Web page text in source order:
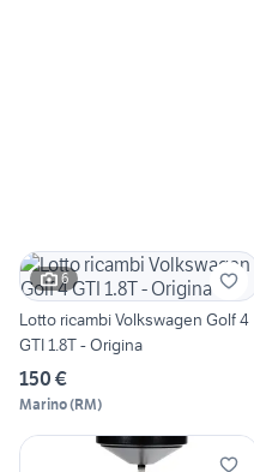
6
Lotto ricambi Volkswagen Golf 4
GTI 1.8T - Origina
150 €
Marino(RM)